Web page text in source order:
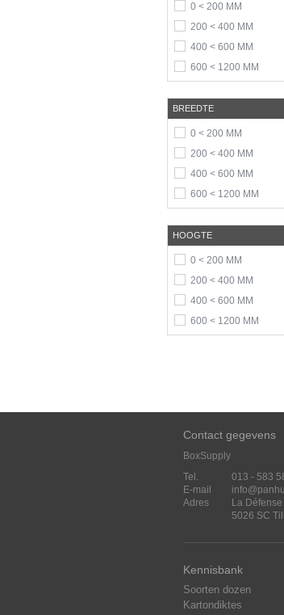
0 < 200 MM
200 < 400 MM
400 < 600 MM
600 < 1200 MM
BREEDTE
0 < 200 MM
200 < 400 MM
400 < 600 MM
600 < 1200 MM
HOOGTE
0 < 200 MM
200 < 400 MM
400 < 600 MM
600 < 1200 MM
Contact gegevens
BoxSupply
Tel.
013 - 583
E-mail
Adres
La Défense
5026 SC
Kennisbank
Soorten dozen
Kartondiktes